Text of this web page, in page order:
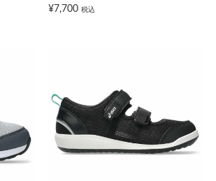
¥7,700 税込